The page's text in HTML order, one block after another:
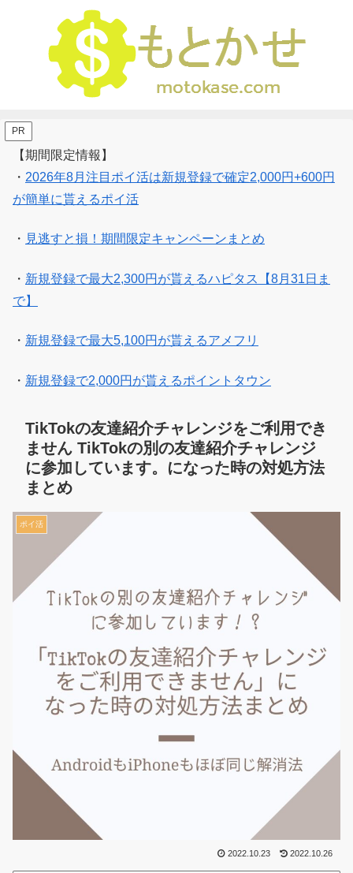
PR
【期間限定情報】
・ 2026年8月注目ポイ活は新規登録で確定2,000円+600円
が簡単に貰えるポイ活
・ 見逃すと損！期間限定キャンペーンまとめ
・ 新規登録で最大2,300円が貰えるハピタス【8月31日ま
で】
・ 新規登録で最大5,100円が貰えるアメフリ
・ 新規登録で2,000円が貰えるポイントタウン
TikTokの友達紹介チャレンジをご利用でき
ません TikTokの別の友達紹介チャレンジ
に参加しています。になった時の対処方法
まとめ
ポイ活
2022.10.23 2022.10.26